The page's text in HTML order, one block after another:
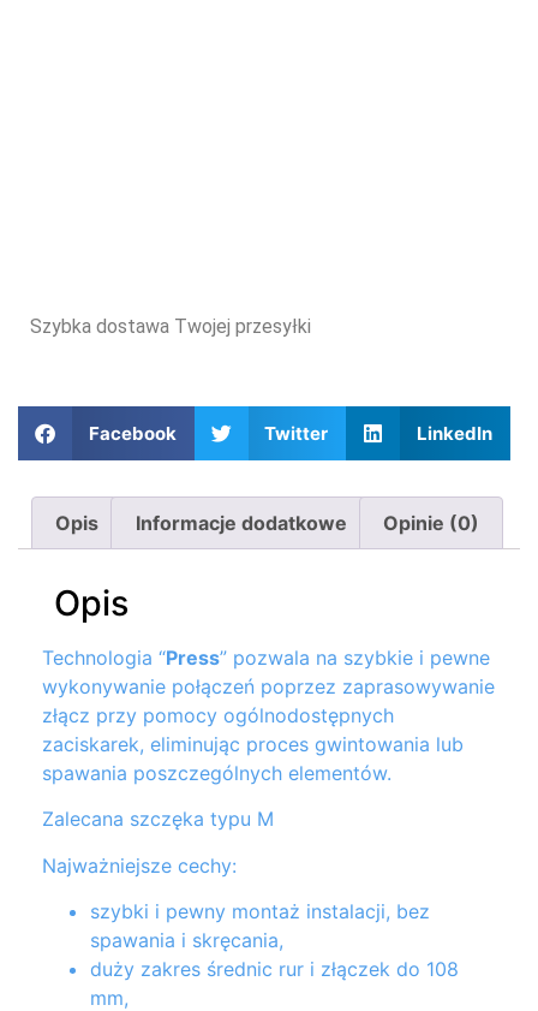
Facebook Twitter LinkedIn
Szybka dostawa Twojej przesyłki
Opis Informacje dodatkowe Opinie (0)
Opis
Technologia “Press” pozwala na szybkie i pewne
wykonywanie połączeń poprzez zaprasowywanie
złącz przy pomocy ogólnodostępnych
zaciskarek, eliminując proces gwintowania lub
spawania poszczególnych elementów.
Zalecana szczęka typu M
Najważniejsze cechy:
szybki i pewny montaż instalacji, bez
spawania i skręcania,
duży zakres średnic rur i złączek do 108
mm,